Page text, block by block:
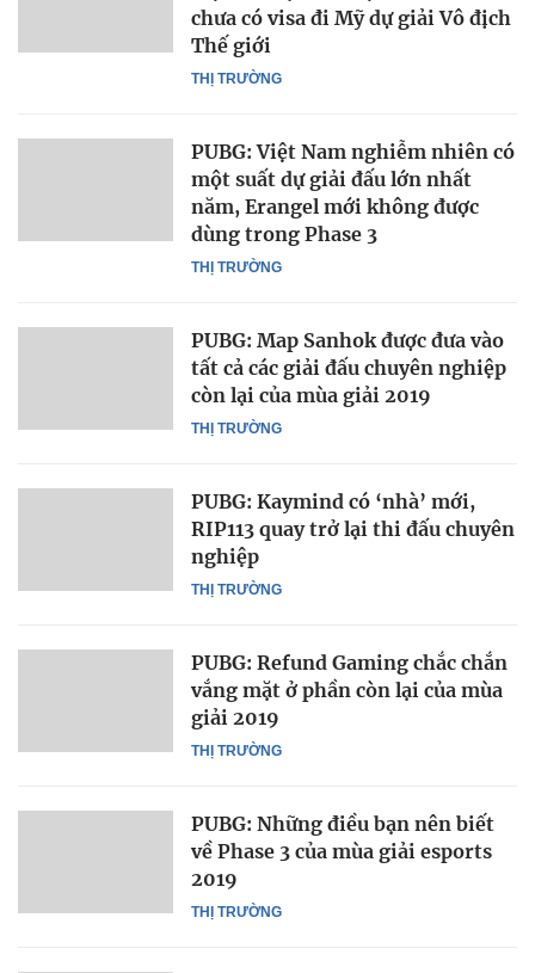
THỊ TRƯỜNG
chưa có visa đi Mỹ dự giải Vô địch
Thế giới
THỊ TRƯỜNG
PUBG: Việt Nam nghiễm nhiên có
một suất dự giải đấu lớn nhất
năm, Erangel mới không được
dùng trong Phase 3
THỊ TRƯỜNG
PUBG: Map Sanhok được đưa vào
tất cả các giải đấu chuyên nghiệp
còn lại của mùa giải 2019
THỊ TRƯỜNG
PUBG: Kaymind có ‘nhà’ mới,
RIP113 quay trở lại thi đấu chuyên
nghiệp
THỊ TRƯỜNG
PUBG: Refund Gaming chắc chắn
vắng mặt ở phần còn lại của mùa
giải 2019
THỊ TRƯỜNG
PUBG: Những điều bạn nên biết
về Phase 3 của mùa giải esports
2019